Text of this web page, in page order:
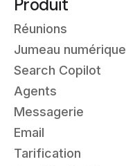
Produit
Réunions
Jumeau numérique
Search Copilot
Agents
Messagerie
Email
Tarification